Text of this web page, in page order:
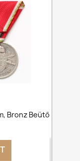
Bronz Beütő